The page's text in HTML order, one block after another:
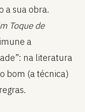
a sua obra.
Toque de
a
na literatura
bom (a técnica)